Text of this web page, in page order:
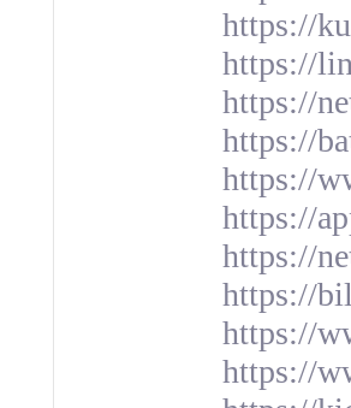
https://
https://
https://
https://
https://
https://
https://
https://
https://
https://